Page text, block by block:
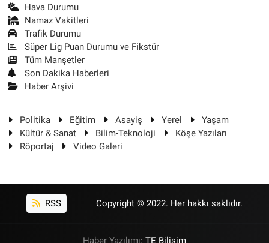
Hava Durumu
Namaz Vakitleri
Trafik Durumu
Süper Lig Puan Durumu ve Fikstür
Tüm Manşetler
Son Dakika Haberleri
Haber Arşivi
Politika Eğitim Asayiş Yerel
Yaşam
Kültür & Sanat
Bilim-Teknoloji
Köşe Yazıları
Röportaj
Video Galeri
RSS Copyright © 2022. Her hakkı saklıdır.
Haber Yazılımı: TE Bilişim